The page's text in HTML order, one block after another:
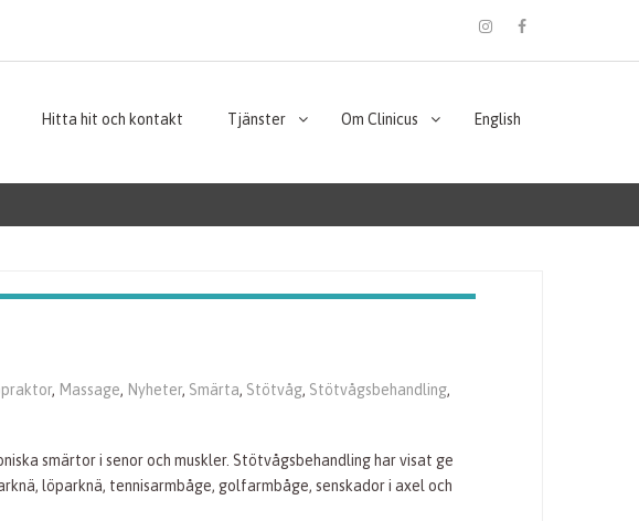
Hitta hit och kontakt Tjänster Om Clinicus English
, Massage, Nyheter, Smärta, Stötvåg, Stötvågsbehandling,
smärtor i senor och muskler. Stötvågsbehandling har visat ge
löparknä, tennisarmbåge, golfarmbåge, senskador i axel och